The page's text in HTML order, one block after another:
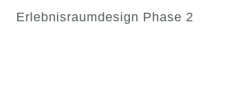
Erlebnisraumdesign Phase 2